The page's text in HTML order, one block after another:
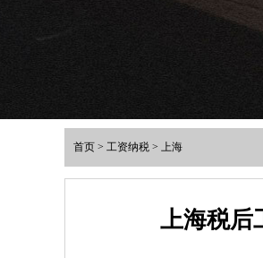
首页 > 工资纳税 > 上海
上海税后